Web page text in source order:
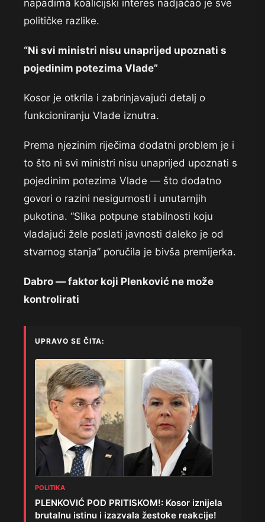
napadima koalicijski interes nadjačao je sve
političke razlike.
“Ni svi ministri nisu unaprijed upoznati s
pojedinim potezima Vlade”
Kosor je otkrila i zabrinjavajući detalj o
funkcioniranju Vlade iznutra.
Prema njezinim riječima dodatni problem je i
to što ni svi ministri nisu unaprijed upoznati s
pojedinim potezima Vlade — što dodatno
govori o razini nesigurnosti i unutarnjih
pukotina. “Slika potpune stabilnosti koju
vladajući žele poslati javnosti daleko je od
stvarnog stanja” poručila je bivša premijerka.
Dabro — faktor koji Plenković ne može
kontrolirati
UPRAVO SE ČITA:
POLITIKA
PLENKOVIĆ POD PRITISKOM!: Kosor iznijela
brutalnu istinu i izazvala žestoke reakcije!